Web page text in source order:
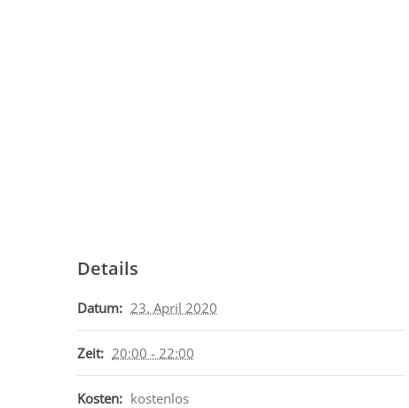
Details
Datum: 23. April 2020
Zeit: 20:00 - 22:00
Kosten: kostenlos